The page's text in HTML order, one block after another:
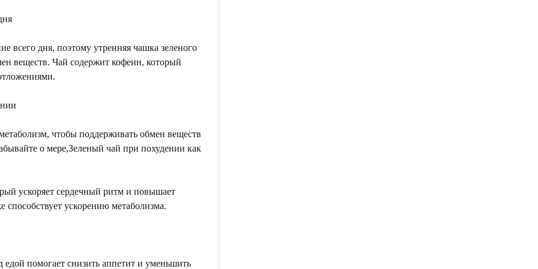
всего дня, поэтому утренняя чашка зеленого
веществ. Чай содержит кофеин, который
чтобы поддерживать обмен веществ
о мере,Зеленый чай при похудении как
ускоряет сердечный ритм и повышает
способствует ускорению метаболизма.
едой помогает снизить аппетит и уменьшить